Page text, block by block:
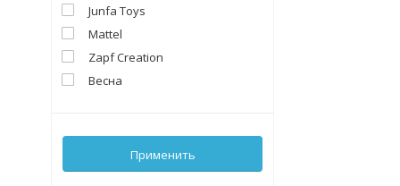
Junfa Toys
Mattel
Zapf Creation
Весна
Применить